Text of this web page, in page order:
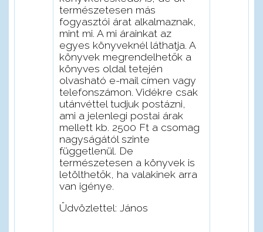
természetesen más
fogyasztói árat alkalmaznak,
mint mi. A mi árainkat az
egyes könyveknél láthatja. A
könyvek megrendelhetők a
könyves oldal tetején
olvasható e-mail címen vagy
telefonszámon. Vidékre csak
utánvéttel tudjuk postázni,
ami a jelenlegi postai árak
mellett kb. 2500 Ft a csomag
nagyságától szinte
függetlenül. De
természetesen a könyvek is
letölthetők, ha valakinek arra
van igénye.
Üdvözlettel: János